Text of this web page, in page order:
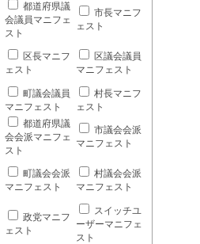
都道府県議
会議員マニフェ
スト
市長マニフ
ェスト
区長マニフ
ェスト
区議会議員
マニフェスト
町議会議員
マニフェスト
村長マニフ
ェスト
都道府県議
会会派マニフェ
スト
市議会会派
マニフェスト
町議会会派
マニフェスト
村議会会派
マニフェスト
政党マニフ
ェスト
スイッチユ
ーザーマニフェ
スト